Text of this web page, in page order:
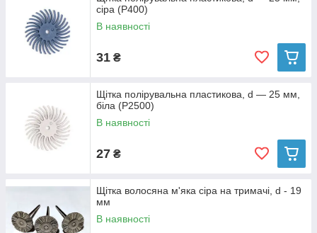
сіра (P400)
В наявності
31 ₴
Щітка полірувальна пластикова, d — 25 мм,
біла (P2500)
В наявності
27 ₴
Щітка волосяна м'яка сіра на тримачі, d - 19
мм
В наявності